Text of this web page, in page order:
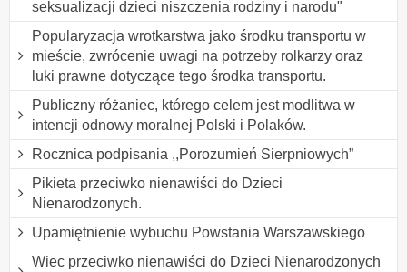
seksualizacji dzieci niszczenia rodziny i narodu"
Popularyzacja wrotkarstwa jako środku transportu w
mieście, zwrócenie uwagi na potrzeby rolkarzy oraz
luki prawne dotyczące tego środka transportu.
Publiczny różaniec, którego celem jest modlitwa w
intencji odnowy moralnej Polski i Polaków.
Rocznica podpisania ,,Porozumień Sierpniowych”
Pikieta przeciwko nienawiści do Dzieci
Nienarodzonych.
Upamiętnienie wybuchu Powstania Warszawskiego
Wiec przeciwko nienawiści do Dzieci Nienarodzonych